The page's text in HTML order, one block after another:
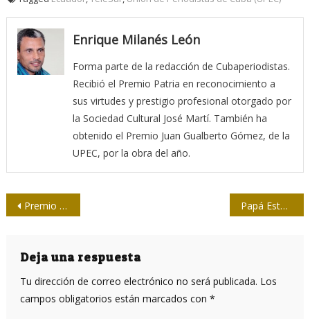
Enrique Milanés León
Forma parte de la redacción de Cubaperiodistas.
Recibió el Premio Patria en reconocimiento a
sus virtudes y prestigio profesional otorgado por
la Sociedad Cultural José Martí. También ha
obtenido el Premio Juan Gualberto Gómez, de la
UPEC, por la obra del año.
Navegación
entradas
Premio Nobel de la Paz Pérez Esquivel exige liberación de Assange Papá Estado: ¿ausencia quiere decir olvido?
Deja una respuesta
Tu dirección de correo electrónico no será publicada. Los
campos obligatorios están marcados con *